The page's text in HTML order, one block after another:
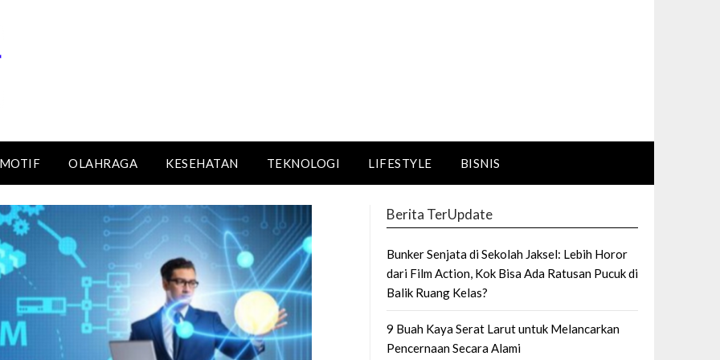
OLAHRAGA KESEHATAN TEKNOLOGI LIFESTYLE BISNIS
Berita TerUpdate
Bunker Senjata di Sekolah Jaksel: Lebih Horor
dari Film Action, Kok Bisa Ada Ratusan Pucuk di
Balik Ruang Kelas?
9 Buah Kaya Serat Larut untuk Melancarkan
Pencernaan Secara Alami